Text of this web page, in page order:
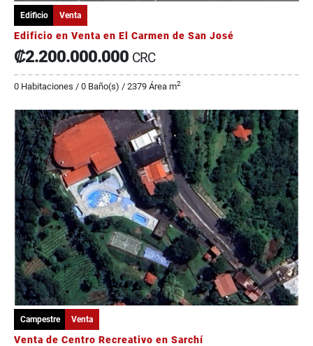
Edificio Venta
Edificio en Venta en El Carmen de San José
₡2.200.000.000 CRC
0 Habitaciones / 0 Baño(s) / 2379 Área m2
Campestre Venta
Venta de Centro Recreativo en Sarchí